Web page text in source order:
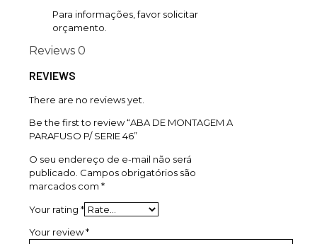
Para informações, favor solicitar
orçamento.
Reviews 0
REVIEWS
There are no reviews yet.
Be the first to review “ABA DE MONTAGEM A
PARAFUSO P/ SERIE 46”
O seu endereço de e-mail não será
publicado. Campos obrigatórios são
marcados com *
Your rating *
Your review*